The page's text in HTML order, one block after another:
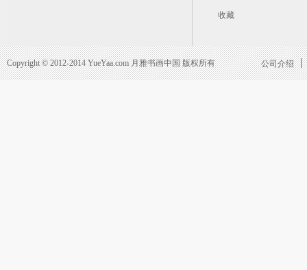
收藏
Copyright © 2012-2014 YueYaa.com 月雅书画中国 版权所有 公司介绍